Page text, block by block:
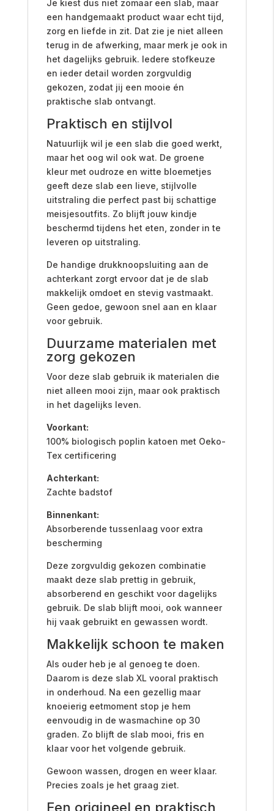
Je kiest dus niet zomaar een slab, maar
een handgemaakt product waar echt tijd,
zorg en liefde in zit. Dat zie je niet alleen
terug in de afwerking, maar merk je ook in
het dagelijks gebruik. Iedere stofkeuze
en ieder detail worden zorgvuldig
gekozen, zodat jij een mooie én
praktische slab ontvangt.
Praktisch en stijlvol
Natuurlijk wil je een slab die goed werkt,
maar het oog wil ook wat. De groene
kleur met oudroze en witte bloemetjes
geeft deze slab een lieve, stijlvolle
uitstraling die perfect past bij schattige
meisjesoutfits. Zo blijft jouw kindje
beschermd tijdens het eten, zonder in te
leveren op uitstraling.
De handige drukknoopsluiting aan de
achterkant zorgt ervoor dat je de slab
makkelijk omdoet en stevig vastmaakt.
Geen gedoe, gewoon snel aan en klaar
voor gebruik.
Duurzame materialen met
zorg gekozen
Voor deze slab gebruik ik materialen die
niet alleen mooi zijn, maar ook praktisch
in het dagelijks leven.
Voorkant:
100% biologisch poplin katoen met Oeko-
Tex certificering
Achterkant:
Zachte badstof
Binnenkant:
Absorberende tussenlaag voor extra
bescherming
Deze zorgvuldig gekozen combinatie
maakt deze slab prettig in gebruik,
absorberend en geschikt voor dagelijks
gebruik. De slab blijft mooi, ook wanneer
hij vaak gebruikt en gewassen wordt.
Makkelijk schoon te maken
Als ouder heb je al genoeg te doen.
Daarom is deze slab XL vooral praktisch
in onderhoud. Na een gezellig maar
knoeierig eetmoment stop je hem
eenvoudig in de wasmachine op 30
graden. Zo blijft de slab mooi, fris en
klaar voor het volgende gebruik.
Gewoon wassen, drogen en weer klaar.
Precies zoals je het graag ziet.
Een origineel en praktisch